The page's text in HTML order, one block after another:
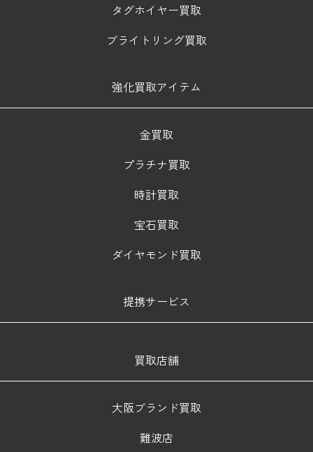
タグホイヤー買取
ブライトリング買取
強化買取アイテム
金買取
プラチナ買取
時計買取
宝石買取
ダイヤモンド買取
提携サービス
買取店舗
大阪ブランド買取
難波店